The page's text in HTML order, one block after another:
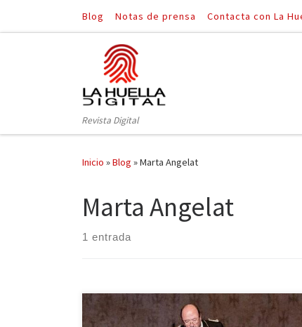
Saltar al contenido
Blog Notas de prensa Contacta con La
Revista Digital
Inicio »Blog »Marta Angelat
Marta Angelat
1 entrada